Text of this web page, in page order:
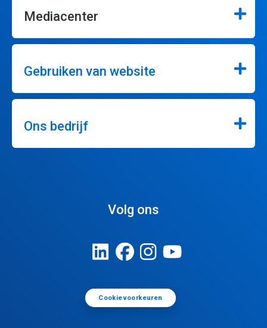
Mediacenter
Gebruiken van website
Ons bedrijf
Volg ons
Cookievoorkeuren